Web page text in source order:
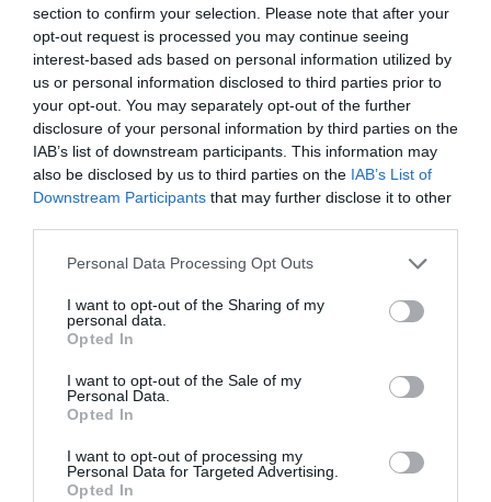
section to confirm your selection. Please note that after your
opt-out request is processed you may continue seeing
interest-based ads based on personal information utilized by
us or personal information disclosed to third parties prior to
your opt-out. You may separately opt-out of the further
disclosure of your personal information by third parties on the
IAB’s list of downstream participants. This information may
also be disclosed by us to third parties on the IAB’s List of
Downstream Participants that may further disclose it to other
Personal Data Processing Opt Outs
I want to opt-out of the Sharing of my
personal data.
Opted In
I want to opt-out of the Sale of my
Personal Data.
Opted In
I want to opt-out of processing my
Personal Data for Targeted Advertising.
Opted In